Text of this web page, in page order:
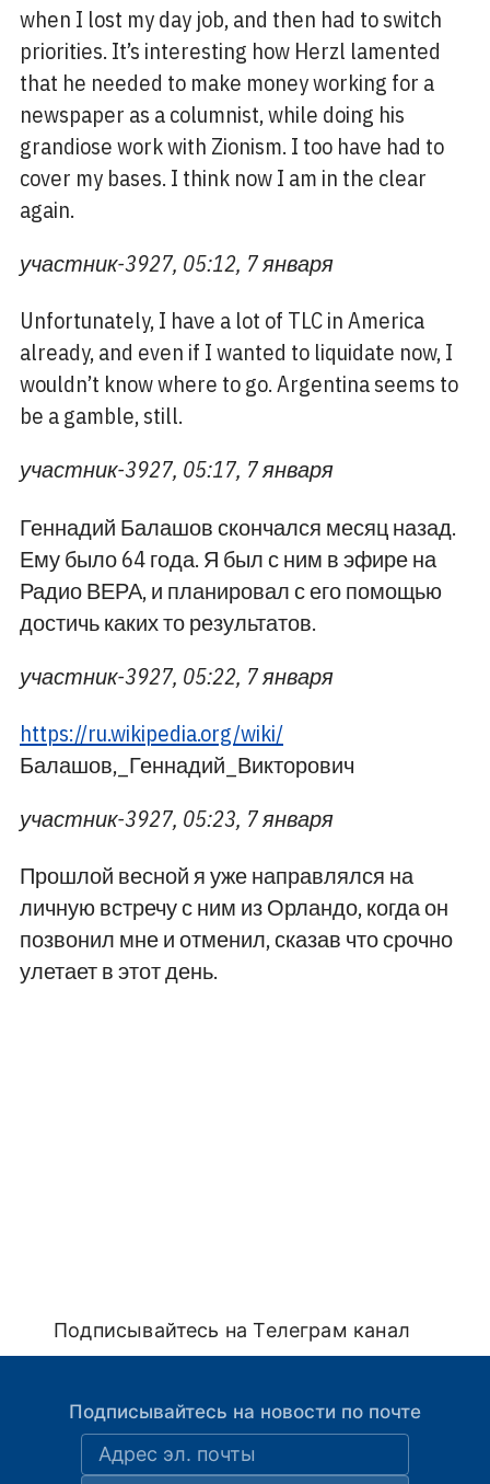
when I lost my day job, and then had to switch
priorities. It’s interesting how Herzl lamented
that he needed to make money working for a
newspaper as a columnist, while doing his
grandiose work with Zionism. I too have had to
cover my bases. I think now I am in the clear
again.
участник-3927, 05:12, 7 января
Unfortunately, I have a lot of TLC in America
already, and even if I wanted to liquidate now, I
wouldn’t know where to go. Argentina seems to
be a gamble, still.
участник-3927, 05:17, 7 января
Геннадий Балашов скончался месяц назад.
Ему было 64 года. Я был с ним в эфире на
Радио ВЕРА, и планировал с его помощью
достичь каких то результатов.
участник-3927, 05:22, 7 января
https://ru.wikipedia.org/wiki/
Балашов,_Геннадий_Викторович
участник-3927, 05:23, 7 января
Прошлой весной я уже направлялся на
личную встречу с ним из Орландо, когда он
позвонил мне и отменил, сказав что срочно
улетает в этот день.
Подписывайтесь на Телеграм канал
Подписывайтесь на новости по почте